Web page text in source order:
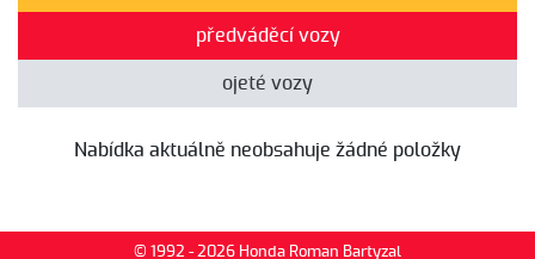
předváděcí vozy
ojeté vozy
Nabídka aktuálně neobsahuje žádné položky
© 1992 - 2026 Honda Roman Bartyzal